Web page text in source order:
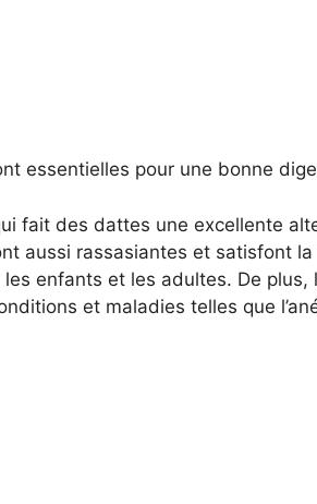
essentielles pour une bonne
fait des dattes une excellente
aussi rassasiantes et satisfont
enfants et les adultes. De
et maladies telles que